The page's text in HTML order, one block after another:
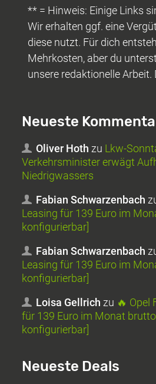
** = Hinweis: Einige Links
Wir erhalten ggf. eine
diese nutzt. Für dich
Mehrkosten, aber du
unsere redaktionelle Arbeit.
Neueste
Oliver Hoth zu Lkw-
Verkehrsminister erwägt
Niedrigwassers
Fabian Schwarzenbach
Leasing für 139 Euro im
konfigurierbar]
Fabian Schwarzenbach
Leasing für 139 Euro im
konfigurierbar]
Loisa Gellrich zu 🔥 Opel
für 139 Euro im Monat
konfigurierbar]
Neueste Deals